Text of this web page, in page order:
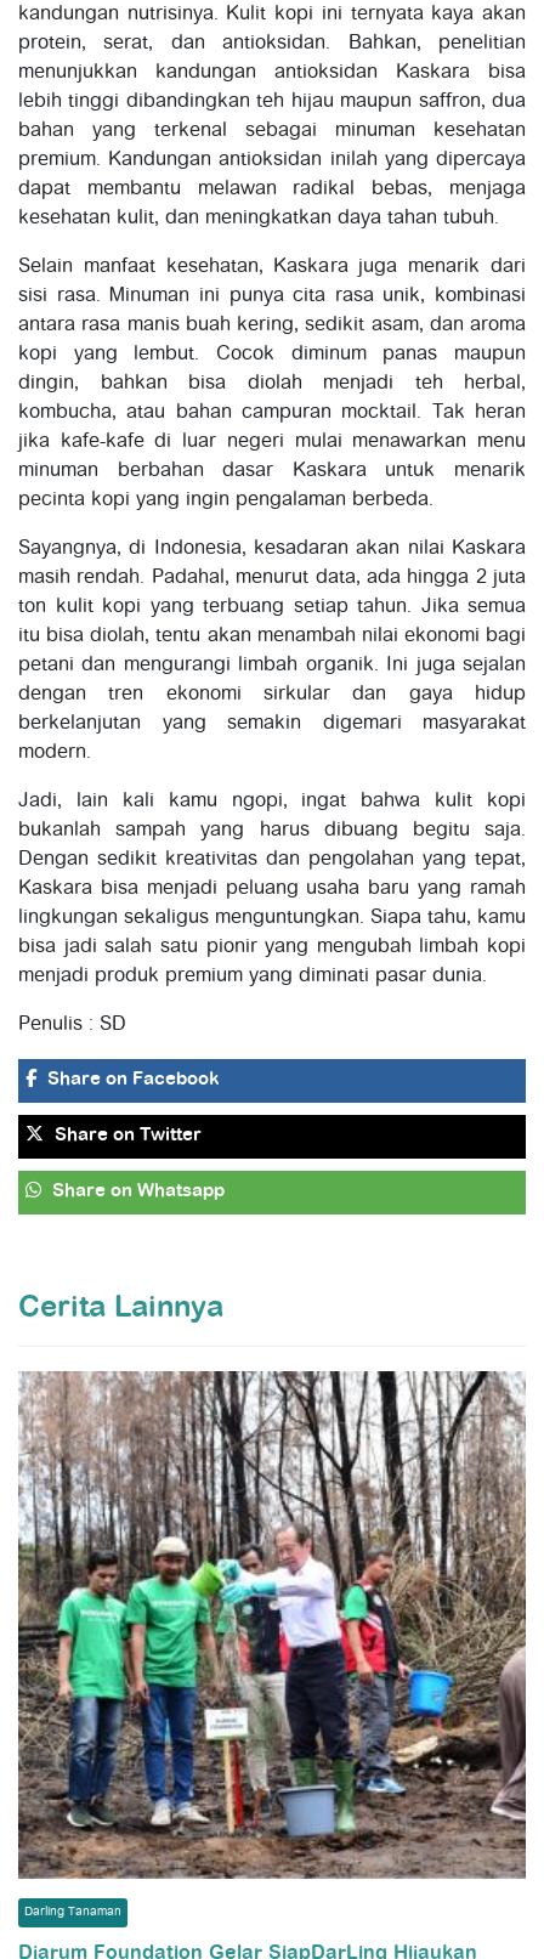
kandungan nutrisinya. Kulit kopi ini ternyata kaya akan
protein, serat, dan antioksidan. Bahkan, penelitian
menunjukkan kandungan antioksidan Kaskara bisa
lebih tinggi dibandingkan teh hijau maupun saffron, dua
bahan yang terkenal sebagai minuman kesehatan
premium. Kandungan antioksidan inilah yang dipercaya
dapat membantu melawan radikal bebas, menjaga
kesehatan kulit, dan meningkatkan daya tahan tubuh.
Selain manfaat kesehatan, Kaskara juga menarik dari
sisi rasa. Minuman ini punya cita rasa unik, kombinasi
antara rasa manis buah kering, sedikit asam, dan aroma
kopi yang lembut. Cocok diminum panas maupun
dingin, bahkan bisa diolah menjadi teh herbal,
kombucha, atau bahan campuran mocktail. Tak heran
jika kafe-kafe di luar negeri mulai menawarkan menu
minuman berbahan dasar Kaskara untuk menarik
pecinta kopi yang ingin pengalaman berbeda.
Sayangnya, di Indonesia, kesadaran akan nilai Kaskara
masih rendah. Padahal, menurut data, ada hingga 2 juta
ton kulit kopi yang terbuang setiap tahun. Jika semua
itu bisa diolah, tentu akan menambah nilai ekonomi bagi
petani dan mengurangi limbah organik. Ini juga sejalan
dengan tren ekonomi sirkular dan gaya hidup
berkelanjutan yang semakin digemari masyarakat
modern.
Jadi, lain kali kamu ngopi, ingat bahwa kulit kopi
bukanlah sampah yang harus dibuang begitu saja.
Dengan sedikit kreativitas dan pengolahan yang tepat,
Kaskara bisa menjadi peluang usaha baru yang ramah
lingkungan sekaligus menguntungkan. Siapa tahu, kamu
bisa jadi salah satu pionir yang mengubah limbah kopi
menjadi produk premium yang diminati pasar dunia.
Penulis : SD
Share on Facebook
Share on Twitter
Share on Whatsapp
Cerita Lainnya
Darling Tanaman
Djarum Foundation Gelar SiapDarLing Hijaukan